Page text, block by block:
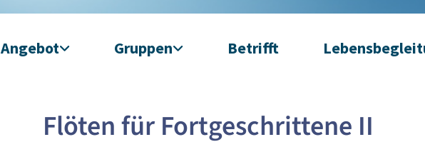
Angebot Gruppen Betrifft
Flöten für Fortgeschrittene II